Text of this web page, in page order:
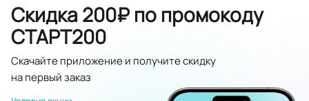
Скидка 200₽ по промокоду
СТАРТ200
Скачайте приложение и получите скидку
на первый заказ